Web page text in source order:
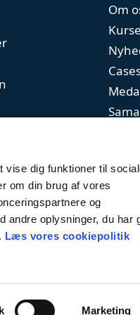
vise dig funktioner til
om din brug af vores
og
andre oplysninger, du har
Læs vores cookiepolitik
Marketing
Om